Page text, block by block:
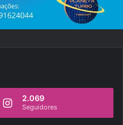
2.069
Seguidores